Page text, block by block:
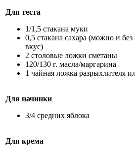
Для теста
1/1,5 стакана муки
0,5 стакана сахара (можно и
вкус)
2 столовые ложки сметаны
120/130 г. масла/маргарина
1 чайная ложка разрыхлителя
Для начинки
3/4 средних яблока
Для крема